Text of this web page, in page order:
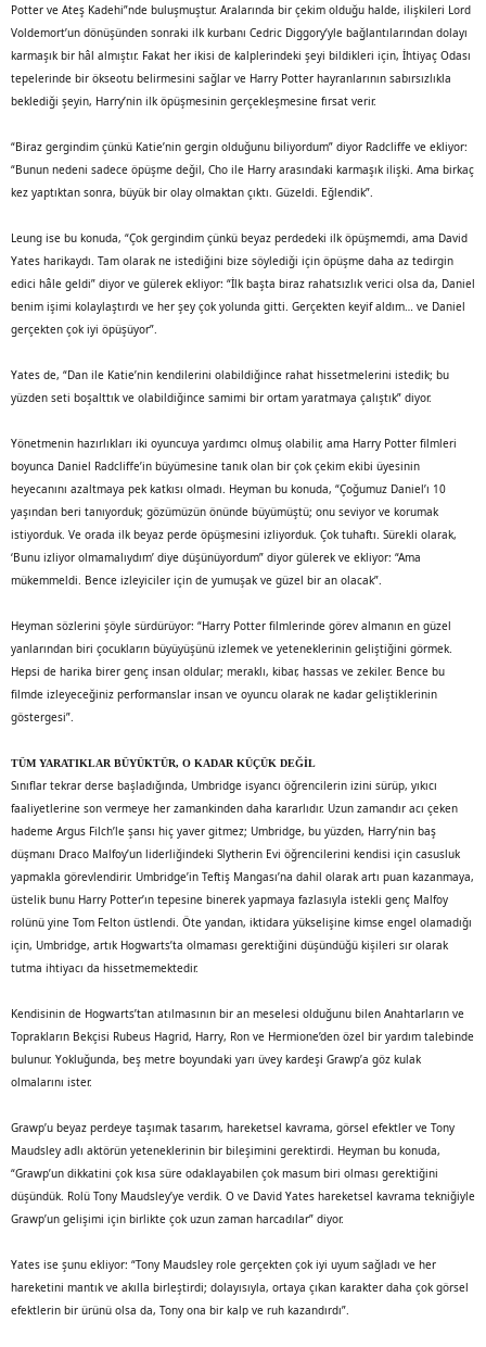
Potter ve Ateş Kadehi”nde buluşmuştur. Aralarında bir çekim olduğu halde, ilişkileri Lord
Voldemort’un dönüşünden sonraki ilk kurbanı Cedric Diggory’yle bağlantılarından dolayı
karmaşık bir hâl almıştır. Fakat her ikisi de kalplerindeki şeyi bildikleri için, İhtiyaç Odası
tepelerinde bir ökseotu belirmesini sağlar ve Harry Potter hayranlarının sabırsızlıkla
beklediği şeyin, Harry’nin ilk öpüşmesinin gerçekleşmesine fırsat verir.
“Biraz gergindim çünkü Katie’nin gergin olduğunu biliyordum” diyor Radcliffe ve ekliyor:
“Bunun nedeni sadece öpüşme değil, Cho ile Harry arasındaki karmaşık ilişki. Ama birkaç
kez yaptıktan sonra, büyük bir olay olmaktan çıktı. Güzeldi. Eğlendik”.
Leung ise bu konuda, “Çok gergindim çünkü beyaz perdedeki ilk öpüşmemdi, ama David
Yates harikaydı. Tam olarak ne istediğini bize söylediği için öpüşme daha az tedirgin
edici hâle geldi” diyor ve gülerek ekliyor: “İlk başta biraz rahatsızlık verici olsa da, Daniel
benim işimi kolaylaştırdı ve her şey çok yolunda gitti. Gerçekten keyif aldım… ve Daniel
gerçekten çok iyi öpüşüyor”.
Yates de, “Dan ile Katie’nin kendilerini olabildiğince rahat hissetmelerini istedik; bu
yüzden seti boşalttık ve olabildiğince samimi bir ortam yaratmaya çalıştık” diyor.
Yönetmenin hazırlıkları iki oyuncuya yardımcı olmuş olabilir, ama Harry Potter filmleri
boyunca Daniel Radcliffe’in büyümesine tanık olan bir çok çekim ekibi üyesinin
heyecanını azaltmaya pek katkısı olmadı. Heyman bu konuda, “Çoğumuz Daniel’ı 10
yaşından beri tanıyorduk; gözümüzün önünde büyümüştü; onu seviyor ve korumak
istiyorduk. Ve orada ilk beyaz perde öpüşmesini izliyorduk. Çok tuhaftı. Sürekli olarak,
‘Bunu izliyor olmamalıydım’ diye düşünüyordum” diyor gülerek ve ekliyor: “Ama
mükemmeldi. Bence izleyiciler için de yumuşak ve güzel bir an olacak”.
Heyman sözlerini şöyle sürdürüyor: “Harry Potter filmlerinde görev almanın en güzel
yanlarından biri çocukların büyüyüşünü izlemek ve yeteneklerinin geliştiğini görmek.
Hepsi de harika birer genç insan oldular; meraklı, kibar, hassas ve zekiler. Bence bu
filmde izleyeceğiniz performanslar insan ve oyuncu olarak ne kadar geliştiklerinin
göstergesi”.
TÜM YARATIKLAR BÜYÜKTÜR, O KADAR KÜÇÜK DEĞİL
Sınıflar tekrar derse başladığında, Umbridge isyancı öğrencilerin izini sürüp, yıkıcı
faaliyetlerine son vermeye her zamankinden daha kararlıdır. Uzun zamandır acı çeken
hademe Argus Filch’le şansı hiç yaver gitmez; Umbridge, bu yüzden, Harry’nin baş
düşmanı Draco Malfoy’un liderliğindeki Slytherin Evi öğrencilerini kendisi için casusluk
yapmakla görevlendirir. Umbridge’in Teftiş Mangası’na dahil olarak artı puan kazanmaya,
üstelik bunu Harry Potter’ın tepesine binerek yapmaya fazlasıyla istekli genç Malfoy
rolünü yine Tom Felton üstlendi. Öte yandan, iktidara yükselişine kimse engel olamadığı
için, Umbridge, artık Hogwarts’ta olmaması gerektiğini düşündüğü kişileri sır olarak
tutma ihtiyacı da hissetmemektedir.
Kendisinin de Hogwarts’tan atılmasının bir an meselesi olduğunu bilen Anahtarların ve
Toprakların Bekçisi Rubeus Hagrid, Harry, Ron ve Hermione’den özel bir yardım talebinde
bulunur. Yokluğunda, beş metre boyundaki yarı üvey kardeşi Grawp’a göz kulak
olmalarını ister.
Grawp’u beyaz perdeye taşımak tasarım, hareketsel kavrama, görsel efektler ve Tony
Maudsley adlı aktörün yeteneklerinin bir bileşimini gerektirdi. Heyman bu konuda,
“Grawp’un dikkatini çok kısa süre odaklayabilen çok masum biri olması gerektiğini
düşündük. Rolü Tony Maudsley’ye verdik. O ve David Yates hareketsel kavrama tekniğiyle
Grawp’un gelişimi için birlikte çok uzun zaman harcadılar” diyor.
Yates ise şunu ekliyor: “Tony Maudsley role gerçekten çok iyi uyum sağladı ve her
hareketini mantık ve akılla birleştirdi; dolayısıyla, ortaya çıkan karakter daha çok görsel
efektlerin bir ürünü olsa da, Tony ona bir kalp ve ruh kazandırdı”.